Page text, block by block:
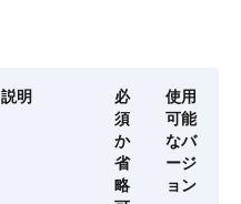
説明
必
須
か
省
略
使用
可能
なバ
ージ
ョン